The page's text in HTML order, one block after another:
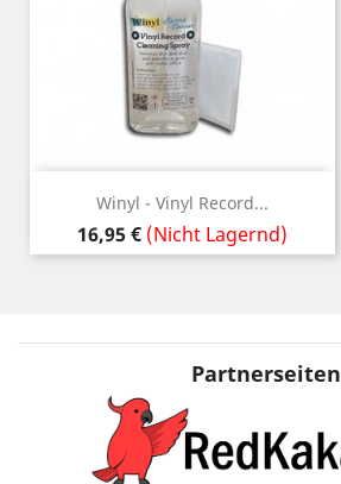
Winyl - Vinyl Record...
Preis
16,95 € (Nicht Lagernd)
Partnerseiten